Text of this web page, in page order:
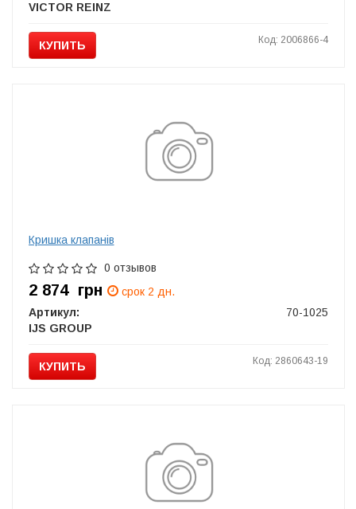
VICTOR REINZ
КУПИТЬ Код: 2006866-4
Кришка клапанів
0 отзывов
2 874 грн
срок 2 дн.
Артикул:
70-1025
IJS GROUP
КУПИТЬ Код: 2860643-19